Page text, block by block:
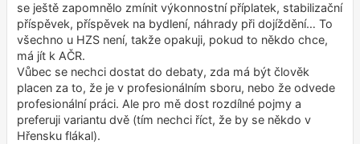
se ještě zapomnělo zmínit výkonnostní příplatek, stabilizační
příspěvek, příspěvek na bydlení, náhrady při dojíždění… To
všechno u HZS není, takže opakuji, pokud to někdo chce,
má jít k AČR.
Vůbec se nechci dostat do debaty, zda má být člověk
placen za to, že je v profesionálním sboru, nebo že odvede
profesionální práci. Ale pro mě dost rozdílné pojmy a
preferuji variantu dvě (tím nechci říct, že by se někdo v
Hřensku flákal).